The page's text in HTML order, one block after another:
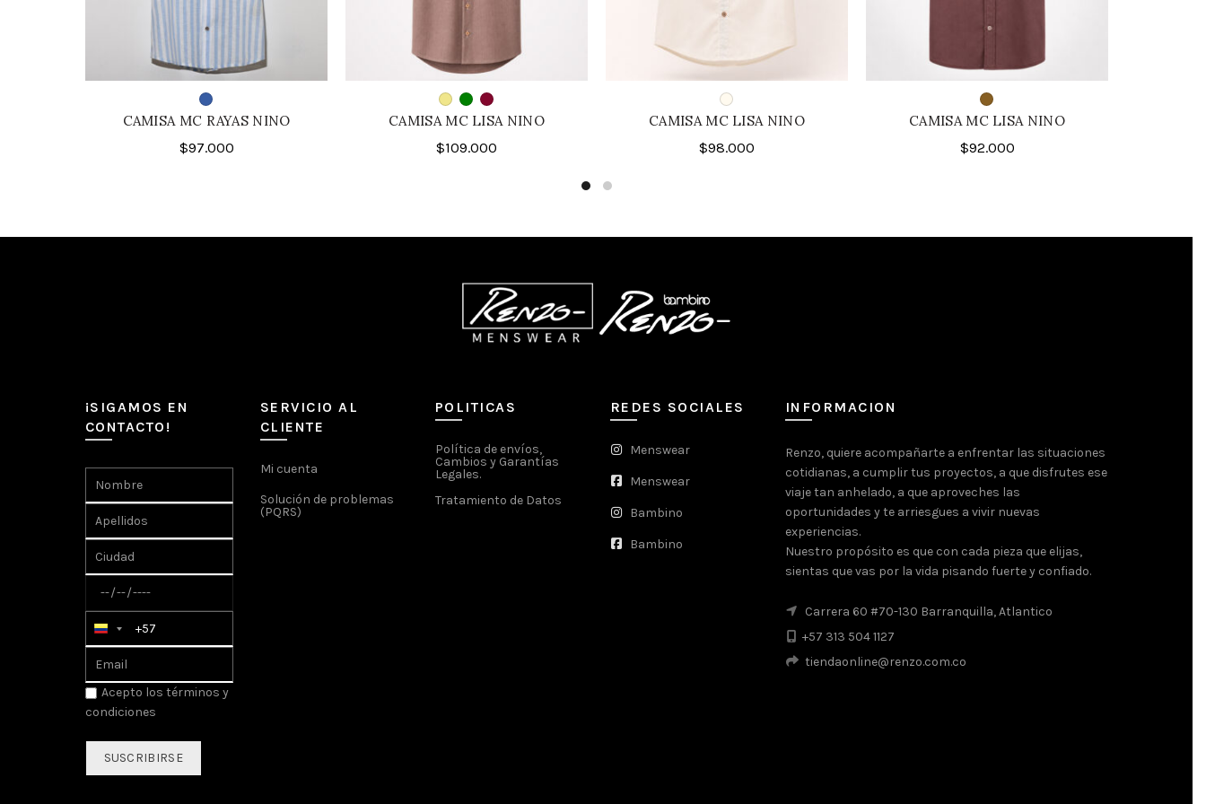
CAMISA MC RAYAS NINO
$97.000
CAMISA MC LISA NINO
$109.000
CAMISA MC LISA NINO
$98.000
CAMISA MC LISA NINO
$92.000
¡SIGAMOS EN
CONTACTO!
Acepto los términos y
condiciones
SERVICIO AL
CLIENTE
Mi cuenta
Solución de problemas
(PQRS)
POLITICAS
Política de envíos,
Cambios y Garantías
Legales.
Tratamiento de Datos
REDES SOCIALES
Menswear
Menswear
Bambino
Bambino
INFORMACION
Renzo, quiere acompañarte a enfrentar las situaciones
cotidianas, a cumplir tus proyectos, a que disfrutes ese
viaje tan anhelado, a que aproveches las
oportunidades y te arriesgues a vivir nuevas
experiencias.
Nuestro propósito es que con cada pieza que elijas,
sientas que vas por la vida pisando fuerte y confiado.
Carrera 60 #70-130 Barranquilla, Atlantico
+57 313 504 1127
tiendaonline@renzo.com.co